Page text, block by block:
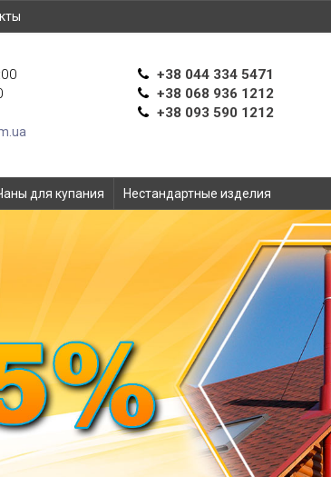
+38 044 334 5471
+38 068 936 1212
+38 093 590 1212
для купания Нестандартные изделия